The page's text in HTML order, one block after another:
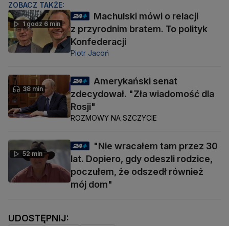
ZOBACZ TAKŻE:
1 godz 6 min
Machulski mówi o relacji
z przyrodnim bratem. To polityk
Konfederacji
Piotr Jacoń
38 min
Amerykański senat
zdecydował. "Zła wiadomość dla
Rosji"
ROZMOWY NA SZCZYCIE
52 min
"Nie wracałem tam przez 30
lat. Dopiero, gdy odeszli rodzice,
poczułem, że odszedł również
mój dom"
UDOSTĘPNIJ: